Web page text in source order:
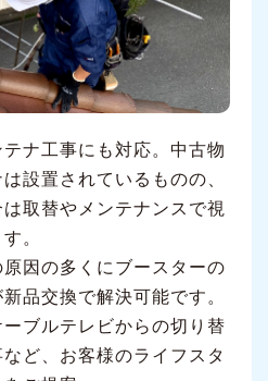
ナ工事にも対応。中古物
設置されているものの、
取替やメンテナンスで視
。
因の多くにブースターの
品交換で解決可能です。
ブルテレビからの切り替
ど、お客様のライフスタ